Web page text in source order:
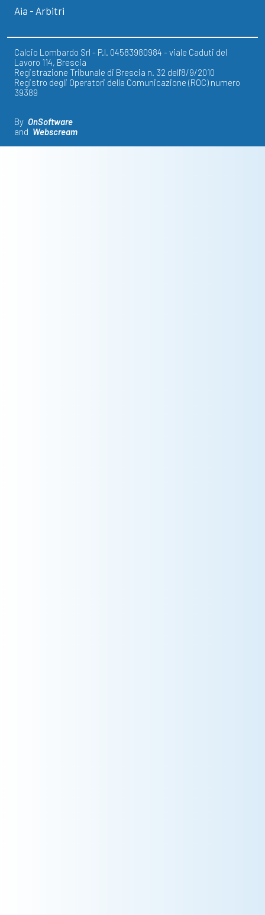
Aia - Arbitri
Calcio Lombardo Srl - P.I. 04583980984 - viale Caduti del
Lavoro 114, Brescia
Registrazione Tribunale di Brescia n. 32 dell'8/9/2010
Registro degli Operatori della Comunicazione (ROC) numero
39389
By OnSoftware
and Webscream